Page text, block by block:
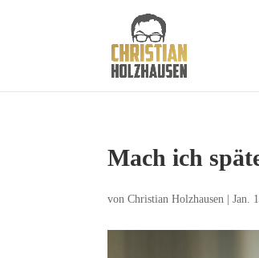
Mach ich
vonChristian Holzhausen |Jan.